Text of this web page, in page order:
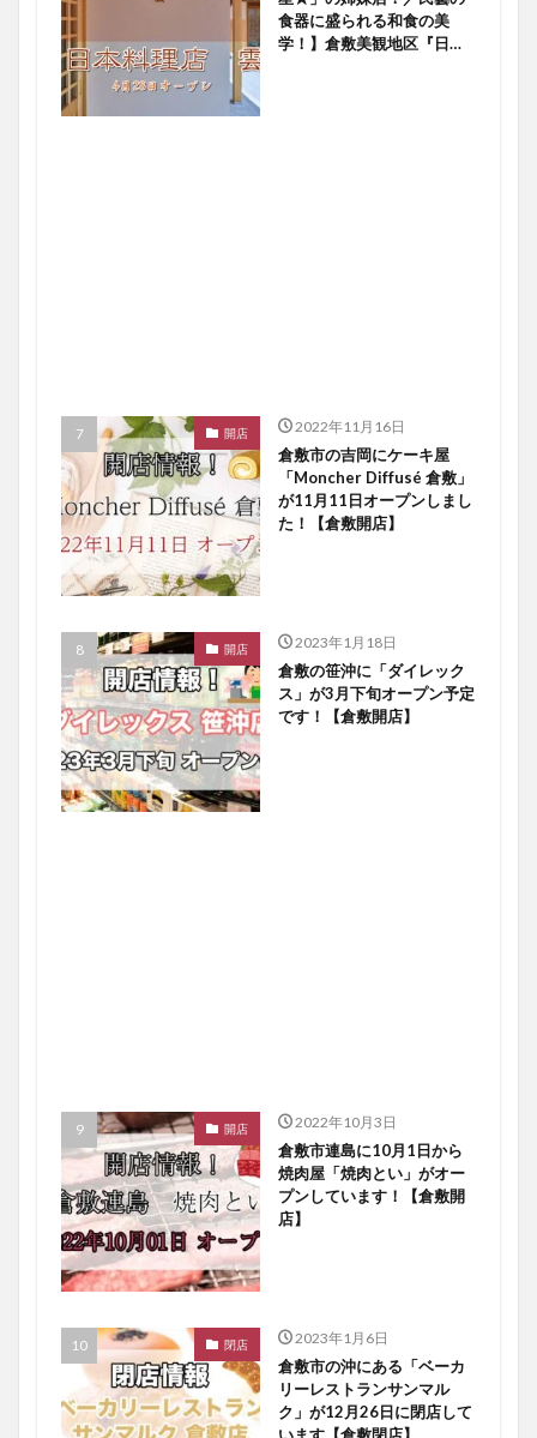
食器に盛られる和食の美
学！】倉敷美観地区『日本
開店 2022年11月16日
倉敷市の吉岡にケーキ屋
「Moncher Diffusé 倉敷」
が11月11日オープンしまし
た！【倉敷開店】
開店 2023年1月18日
倉敷の笹沖に「ダイレック
ス」が3月下旬オープン予定
です！【倉敷開店】
開店 2022年10月3日
倉敷市連島に10月1日から
焼肉屋「焼肉とい」がオー
プンしています！【倉敷開
店】
閉店 2023年1月6日
倉敷市の沖にある「ベーカ
リーレストランサンマル
ク」が12月26日に閉店して